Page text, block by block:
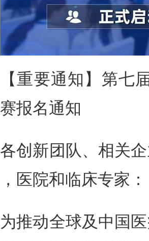
【重要通知】第七
赛报名通知
各创新团队、相关
，医院和临床专家：
为推动全球及中国